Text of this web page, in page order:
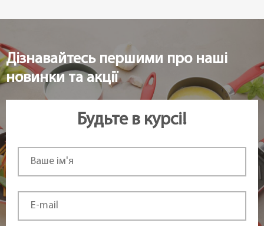
Дізнавайтесь першими про наші
новинки та акції
Будьте в курсі!